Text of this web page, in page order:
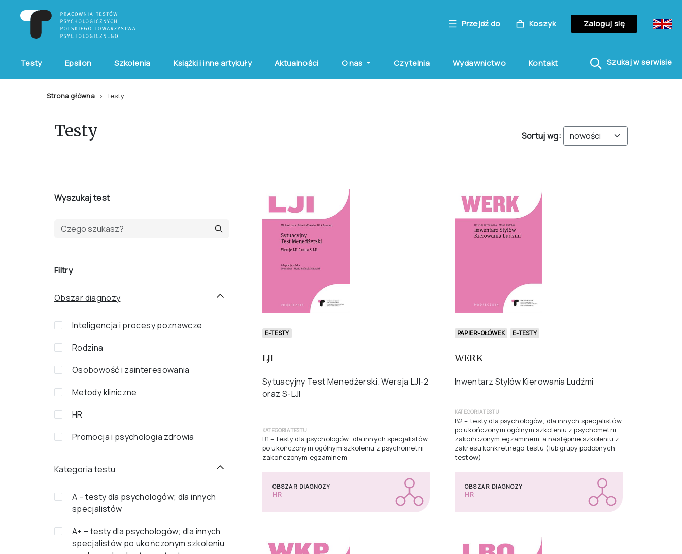
Przejdź do Koszyk Zaloguj się
Testy Epsilon Szkolenia Książki i inne artykuły Aktualności O nas Czytelnia Wydawnictwo Kontakt Szukaj w serwisie
Strona główna Testy
Testy Sortuj wg:
Wyszukaj test
Filtry
Obszar diagnozy
Inteligencja i procesy poznawcze
Rodzina
Osobowość i zainteresowania
Metody kliniczne
HR
Promocja i psychologia zdrowia
Kategoria testu
A – testy dla psychologów; dla innych
specjalistów
A+ – testy dla psychologów; dla innych
specjalistów po ukończonym szkoleniu
E-TESTY
LJI
Sytuacyjny Test Menedżerski. Wersja LJI-2
oraz S-LJI
KATEGORIA TESTU
B1 – testy dla psychologów; dla innych specjalistów
po ukończonym ogólnym szkoleniu z psychometrii
zakończonym egzaminem
OBSZAR DIAGNOZY
HR
PAPIER-OŁÓWEK E-TESTY
WERK
Inwentarz Stylów Kierowania Ludźmi
KATEGORIA TESTU
B2 – testy dla psychologów; dla innych specjalistów
po ukończonym ogólnym szkoleniu z psychometrii
zakończonym egzaminem, a następnie szkoleniu z
zakresu konkretnego testu (lub grupy podobnych
testów)
OBSZAR DIAGNOZY
HR